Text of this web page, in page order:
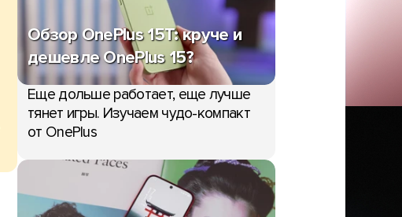
Обзор OnePlus 15T: круче и
дешевле OnePlus 15?
Еще дольше работает, еще лучше
тянет игры. Изучаем чудо-компакт
от OnePlus